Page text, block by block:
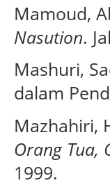
Mamoud,
Nasution.
Mashuri,
dalam
Mazhahiri,
Orang Tua,
1999.